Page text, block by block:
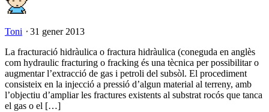
Toni ⋅ 31 gener 2013
La fracturació hidràulica o fractura hidràulica (coneguda en anglès
com hydraulic fracturing o fracking és una tècnica per possibilitar o
augmentar l’extracció de gas i petroli del subsòl. El procediment
consisteix en la injecció a pressió d’algun material al terreny, amb
l’objectiu d’ampliar les fractures existents al substrat rocós que tanca
el gas o el […]